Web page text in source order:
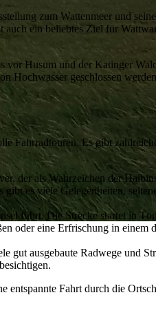
zum Wattenmeer und
auch ein beliebtes Ziel für
vor Husum und der Katinger
Hochwasser geschlossen
Fahrradtouren. Es gibt
der als Wahrzeichen der
es viele Gelegenheiten,
führt. Die Strecke startet in
oder eine Erfrischung in einem
gut ausgebaute Radwege und
Fahrt durch die